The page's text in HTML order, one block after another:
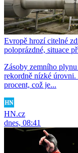
Evropě hrozí citelné
poloprázdné, situace
Zásoby zemního
rekordně nízké
procent, což je...
HN.cz
dnes, 08:41